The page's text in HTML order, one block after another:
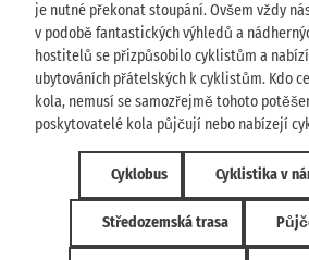
je nutné překonat stoupání. Ovšem vždy
v podobě fantastických výhledů a
hostitelů se přizpůsobilo cyklistům a
ubytováních přátelských k cyklistům. Kdo
kola, nemusí se samozřejmě tohoto
poskytovatelé kola půjčují nebo nabízejí
Cyklobus Cyklistika v
Středozemská trasa